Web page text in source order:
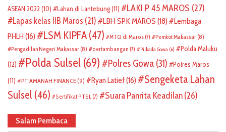
ASEAN 2022 (10) Lahan di Lantebung(11) LAKI P 45 MAROS (27)
Lapas kelas IIB Maros (21) LBH SPK MAROS (18)
Lembaga
PHLH (16) LSM KIPFA (47) MTQ di Maros (7) Pemkot Makassar (8)
Pengadilan Negeri Makassar (8) pertambangan (7) Pilkada Gowa (6)
Polda Maluku
(12)
Polda Sulsel (69) Polres Gowa (31)
Polres Maros
(11)
PT AMANAH FINANCE(9) Ryan Latief(16)
Sengeketa Lahan
Sulsel (46) Sertifikat PTSL (7) Suara Panrita Keadilan(26)
Salam Pembaca